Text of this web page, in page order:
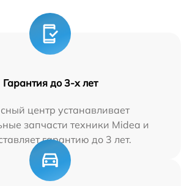
Гарантия до 3-х лет
центр устанавливает
запчасти техники Midea и
гарантию до 3 лет.